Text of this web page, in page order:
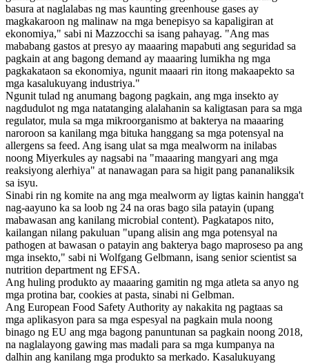
basura at naglalabas ng mas kaunting greenhouse gases ay
magkakaroon ng malinaw na mga benepisyo sa kapaligiran at
ekonomiya," sabi ni Mazzocchi sa isang pahayag. "Ang mas
mababang gastos at presyo ay maaaring mapabuti ang seguridad sa
pagkain at ang bagong demand ay maaaring lumikha ng mga
pagkakataon sa ekonomiya, ngunit maaari rin itong makaapekto sa
mga kasalukuyang industriya."
Ngunit tulad ng anumang bagong pagkain, ang mga insekto ay
nagdudulot ng mga natatanging alalahanin sa kaligtasan para sa mga
regulator, mula sa mga mikroorganismo at bakterya na maaaring
naroroon sa kanilang mga bituka hanggang sa mga potensyal na
allergens sa feed. Ang isang ulat sa mga mealworm na inilabas
noong Miyerkules ay nagsabi na "maaaring mangyari ang mga
reaksiyong alerhiya" at nanawagan para sa higit pang pananaliksik
sa isyu.
Sinabi rin ng komite na ang mga mealworm ay ligtas kainin hangga't
nag-aayuno ka sa loob ng 24 na oras bago sila patayin (upang
mabawasan ang kanilang microbial content). Pagkatapos nito,
kailangan nilang pakuluan "upang alisin ang mga potensyal na
pathogen at bawasan o patayin ang bakterya bago maproseso pa ang
mga insekto," sabi ni Wolfgang Gelbmann, isang senior scientist sa
nutrition department ng EFSA.
Ang huling produkto ay maaaring gamitin ng mga atleta sa anyo ng
mga protina bar, cookies at pasta, sinabi ni Gelbman.
Ang European Food Safety Authority ay nakakita ng pagtaas sa
mga aplikasyon para sa mga espesyal na pagkain mula noong
binago ng EU ang mga bagong panuntunan sa pagkain noong 2018,
na naglalayong gawing mas madali para sa mga kumpanya na
dalhin ang kanilang mga produkto sa merkado. Kasalukuyang